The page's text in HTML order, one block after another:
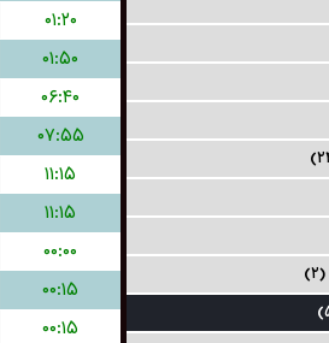
(۲)
۰۱:۲۰
۰۱:۵۰
۰۶:۴۰
۰۷:۵۵
۱۱:۱۵
۱۱:۱۵
۰۰:۰۰
۰۰:۱۵
۰۰:۱۵